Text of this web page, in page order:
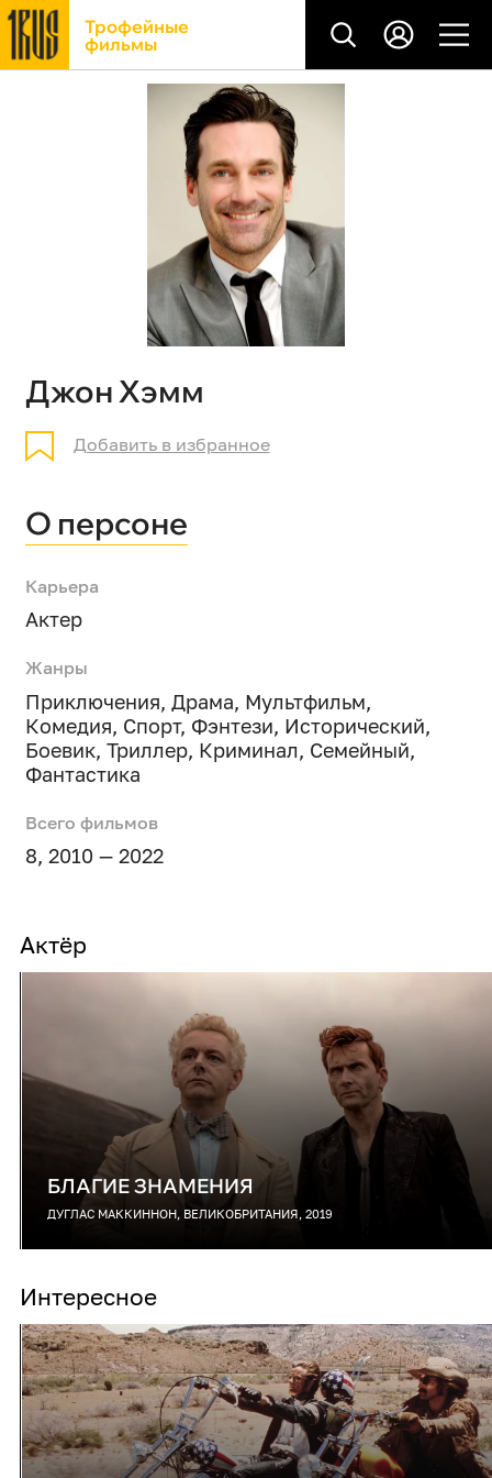
Трофейные
фильмы
Джон Хэмм
Добавить в избранное
О персоне
Карьера
Актер
Жанры
Приключения, Драма, Мультфильм,
Комедия, Спорт, Фэнтези, Исторический,
Боевик, Триллер, Криминал, Семейный,
Фантастика
Всего фильмов
8, 2010 — 2022
Актёр
БЛАГИЕ ЗНАМЕНИЯ
ДУГЛАС МАККИННОН, ВЕЛИКОБРИТАНИЯ, 2019
Интересное